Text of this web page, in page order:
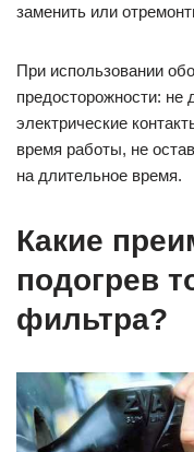
заменить или
При использовании
предосторожности: не
электрические
время работы, не
на длительное время.
Какие
подогрев
фильтра?